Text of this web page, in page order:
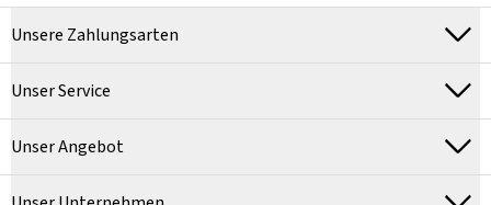
Unsere Zahlungsarten
Unser Service
Unser Angebot